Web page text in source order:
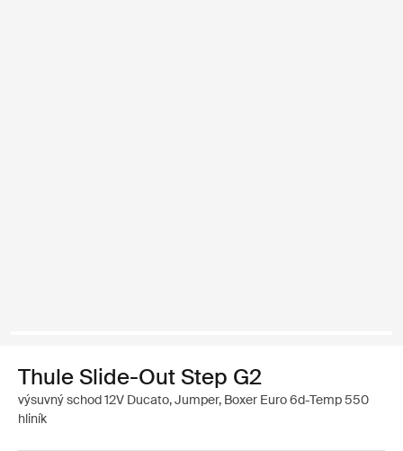
Thule Slide-Out Step G2
výsuvný schod 12V Ducato, Jumper, Boxer Euro 6d-Temp 550
hliník